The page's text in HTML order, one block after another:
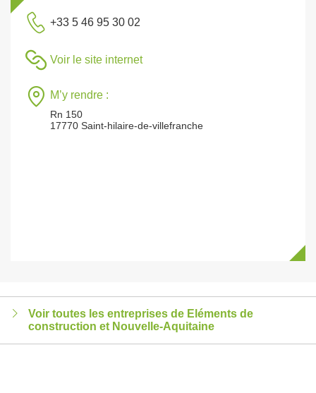
+33 5 46 95 30 02
Voir le site internet
M’y rendre :
Rn 150
17770 Saint-hilaire-de-villefranche
Voir toutes les entreprises de Eléments de
construction et Nouvelle-Aquitaine